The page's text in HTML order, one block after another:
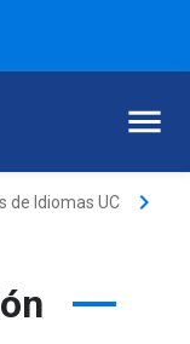
de Idiomas UC keyboard_arrow_right